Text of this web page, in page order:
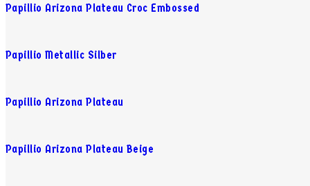
Papillio Arizona Plateau Croc Embossed
Papillio Metallic Silber
Papillio Arizona Plateau
Papillio Arizona Plateau Beige